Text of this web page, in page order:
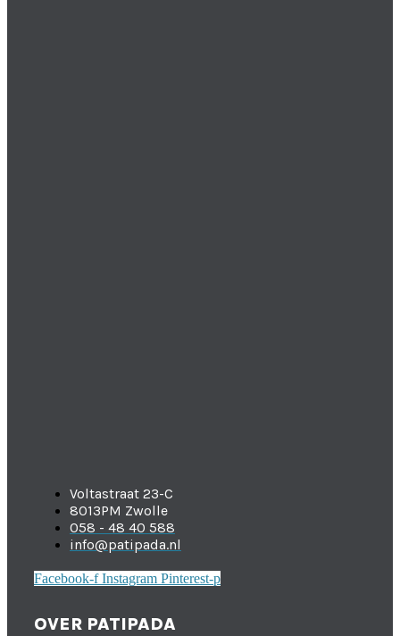
Voltastraat 23-C
8013PM Zwolle
058 - 48 40 588
info@patipada.nl
Facebook-f Instagram Pinterest-p
OVER PATIPADA